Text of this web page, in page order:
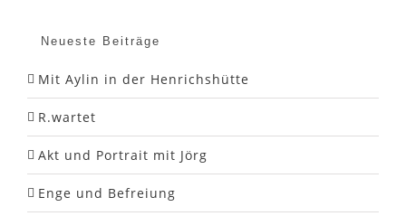
Neueste Beiträge
Mit Aylin in der Henrichshütte
R.wartet
Akt und Portrait mit Jörg
Enge und Befreiung